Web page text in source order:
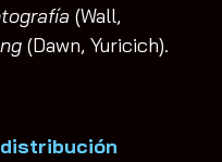
(Wall,
(Dawn, Yuricich).
distribución